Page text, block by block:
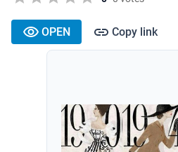
OPEN Copy link